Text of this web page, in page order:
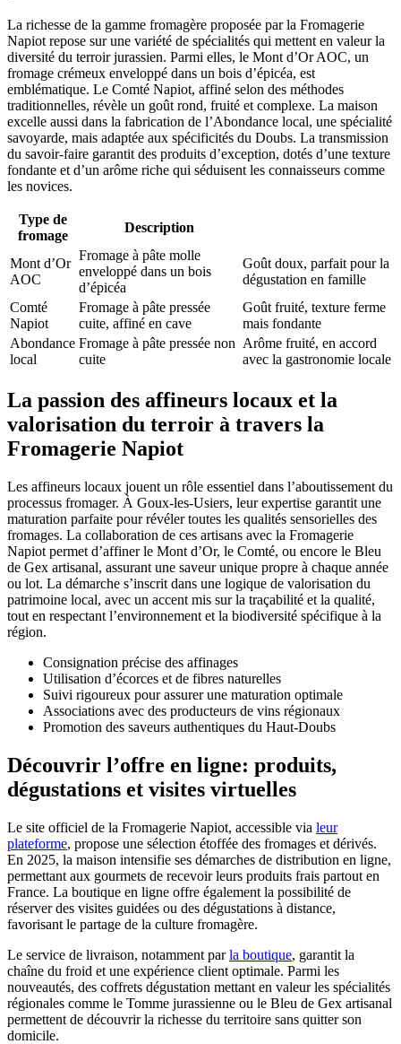
La richesse de la gamme fromagère proposée par la Fromagerie
Napiot repose sur une variété de spécialités qui mettent en valeur la
diversité du terroir jurassien. Parmi elles, le Mont d’Or AOC, un
fromage crémeux enveloppé dans un bois d’épicéa, est
emblématique. Le Comté Napiot, affiné selon des méthodes
traditionnelles, révèle un goût rond, fruité et complexe. La maison
excelle aussi dans la fabrication de l’Abondance local, une spécialité
savoyarde, mais adaptée aux spécificités du Doubs. La transmission
du savoir-faire garantit des produits d’exception, dotés d’une texture
fondante et d’un arôme riche qui séduisent les connaisseurs comme
les novices.
Type de
fromage
Description
Mont d’Or
AOC
Fromage à pâte molle
enveloppé dans un bois
d’épicéa
Goût doux, parfait pour la
dégustation en famille
Comté
Napiot
Fromage à pâte pressée
cuite, affiné en cave
Goût fruité, texture ferme
mais fondante
Abondance
local
Fromage à pâte pressée non
cuite
Arôme fruité, en accord
avec la gastronomie locale
La passion des affineurs locaux et la
valorisation du terroir à travers la
Fromagerie Napiot
Les affineurs locaux jouent un rôle essentiel dans l’aboutissement du
processus fromager. À Goux-les-Usiers, leur expertise garantit une
maturation parfaite pour révéler toutes les qualités sensorielles des
fromages. La collaboration de ces artisans avec la Fromagerie
Napiot permet d’affiner le Mont d’Or, le Comté, ou encore le Bleu
de Gex artisanal, assurant une saveur unique propre à chaque année
ou lot. La démarche s’inscrit dans une logique de valorisation du
patrimoine local, avec un accent mis sur la traçabilité et la qualité,
tout en respectant l’environnement et la biodiversité spécifique à la
région.
Consignation précise des affinages
Utilisation d’écorces et de fibres naturelles
Suivi rigoureux pour assurer une maturation optimale
Associations avec des producteurs de vins régionaux
Promotion des saveurs authentiques du Haut-Doubs
Découvrir l’offre en ligne: produits,
dégustations et visites virtuelles
Le site officiel de la Fromagerie Napiot, accessible via leur
plateforme, propose une sélection étoffée des fromages et dérivés.
En 2025, la maison intensifie ses démarches de distribution en ligne,
permettant aux gourmets de recevoir leurs produits frais partout en
France. La boutique en ligne offre également la possibilité de
réserver des visites guidées ou des dégustations à distance,
favorisant le partage de la culture fromagère.
Le service de livraison, notamment parla boutique, garantit la
chaîne du froid et une expérience client optimale. Parmi les
nouveautés, des coffrets dégustation mettant en valeur les spécialités
régionales comme le Tomme jurassienne ou le Bleu de Gex artisanal
permettent de découvrir la richesse du territoire sans quitter son
domicile.